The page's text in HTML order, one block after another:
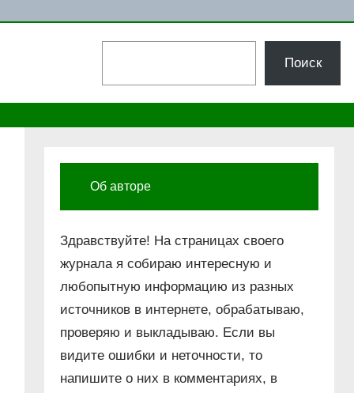
Поиск
Об авторе
Здравствуйте! На страницах своего
журнала я собираю интересную и
любопытную информацию из разных
источников в интернете, обрабатываю,
проверяю и выкладываю. Если вы
видите ошибки и неточности, то
напишите о них в комментариях, в